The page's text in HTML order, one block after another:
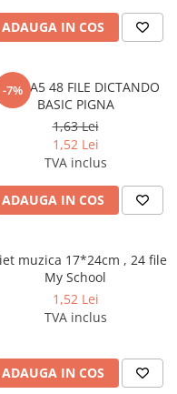
ADAUGA IN COS
-7% A5 48 FILE DICTANDO
BASIC PIGNA
1,63 Lei
1,52 Lei
TVA inclus
ADAUGA IN COS
muzica 17*24cm , 24 file
My School
1,52 Lei
TVA inclus
ADAUGA IN COS